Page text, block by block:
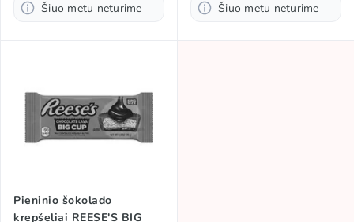
Šiuo metu neturime Šiuo metu neturime
Pieninio šokolado
krepšeliai REESE'S BIG